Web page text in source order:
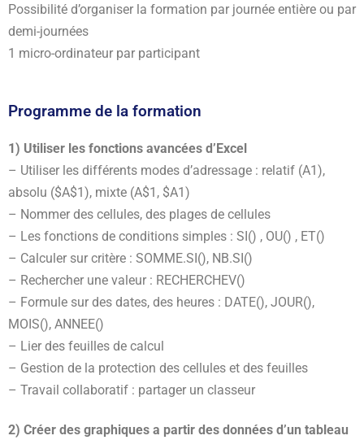
Possibilité d’organiser la formation par journée entière ou par
demi-journées
1 micro-ordinateur par participant
Programme de la formation
1) Utiliser les fonctions avancées d’Excel
– Utiliser les différents modes d’adressage : relatif (A1),
absolu ($A$1), mixte (A$1, $A1)
– Nommer des cellules, des plages de cellules
– Les fonctions de conditions simples : SI() , OU() , ET()
– Calculer sur critère : SOMME.SI(), NB.SI()
– Rechercher une valeur : RECHERCHEV()
– Formule sur des dates, des heures : DATE(), JOUR(),
MOIS(), ANNEE()
– Lier des feuilles de calcul
– Gestion de la protection des cellules et des feuilles
– Travail collaboratif : partager un classeur
2) Créer des graphiques a partir des données d’un tableau